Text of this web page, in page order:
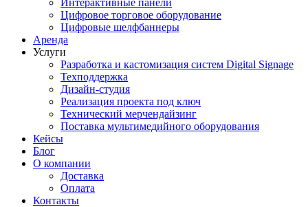
Интерактивные панели
Цифровое торговое оборудование
Цифровые шелфбаннеры
Аренда
Услуги
Разработка и кастомизация cистем Digital Signage
Техподдержка
Дизайн-студия
Реализация проекта под ключ
Технический мерчендайзинг
Поставка мультимедийного оборудования
Кейсы
Блог
О компании
Доставка
Оплата
Контакты